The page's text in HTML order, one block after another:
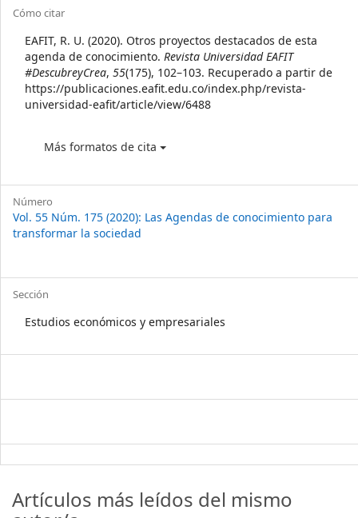
Article
Details
Cómo citar
EAFIT, R. U. (2020). Otros proyectos destacados de esta
agenda de conocimiento. Revista Universidad EAFIT
#DescubreyCrea, 55(175), 102–103. Recuperado a partir de
https://publicaciones.eafit.edu.co/index.php/revista-
universidad-eafit/article/view/6488
Más formatos de cita
Número
Vol. 55 Núm. 175 (2020): Las Agendas de conocimiento para
transformar la sociedad
Sección
Estudios económicos y empresariales
Artículos más leídos del mismo